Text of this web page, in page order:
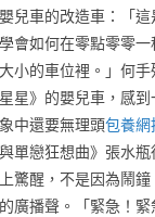
兒車的改造車：「這
會如何在零點零零
小的車位裡。」何
星》的嬰兒車，感
中還要無理頭包養網
單戀狂想曲》張水
驚醒，不是因為鬧
廣播聲。「緊急！